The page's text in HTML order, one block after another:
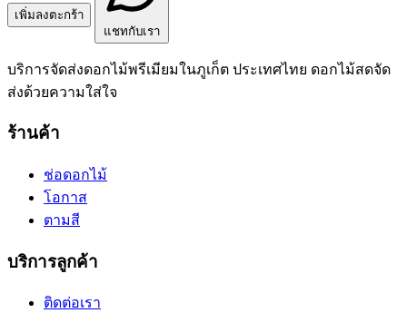
เพิ่มลงตะกร้า
แชทกับเรา
บริการจัดส่งดอกไม้พรีเมียมในภูเก็ต ประเทศไทย ดอกไม้สดจัด
ส่งด้วยความใส่ใจ
ร้านค้า
ช่อดอกไม้
โอกาส
ตามสี
บริการลูกค้า
ติดต่อเรา